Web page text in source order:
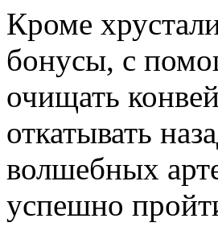
Кроме
бонусы, с
очищать
откатывать
волшебных
успешно